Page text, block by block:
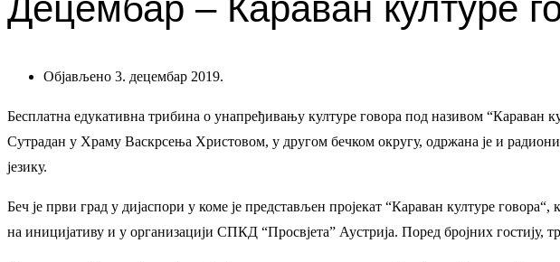
Објављено 3. децембар 2019.
Бесплатна едукативна трибина о унапређивању културе говора под називом “Караван
Сутрадан у Храму Васкрсења Христовом, у другом бечком округу, одржана је и
језику.
Беч је први град у дијаспори у коме је представљен пројекат “Караван културе
на иницијативу и у организацији СПКД “Просвјета” Аустрија. Поред бројних